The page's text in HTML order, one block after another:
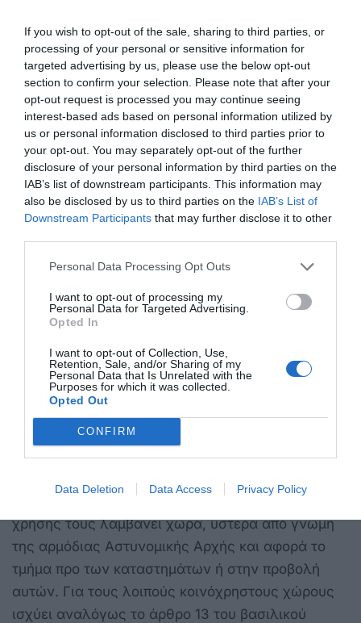
If you wish to opt-out of the sale, sharing to third parties, or
processing of your personal or sensitive information for
targeted advertising by us, please use the below opt-out
section to confirm your selection. Please note that after your
opt-out request is processed you may continue seeing
interest-based ads based on personal information utilized by
us or personal information disclosed to third parties prior to
your opt-out. You may separately opt-out of the further
disclosure of your personal information by third parties on the
IAB’s list of downstream participants. This information may
also be disclosed by us to third parties on the IAB’s List of
Downstream Participants that may further disclose it to other
Personal Data Processing Opt Outs
I want to opt-out of processing my
Personal Data for Targeted Advertising.
Opted In
I want to opt-out of Collection, Use,
Retention, Sale, and/or Sharing of my
Personal Data that Is Unrelated with the
Purposes for which it was collected.
Opted Out
CONFIRM
Data Deletion Data Access Privacy Policy
χρήσης κοινοχρήστου χώρου, πρόσθετος
κοινόχρηστος χώρος για ανάπτυξη
τραπεζοκαθισμάτων, ο οποίος μπορεί να
εκτείνεται σε κοινόχρηστο χώρο, συνεχόμενο ή
μη της υφιστάμενης παραχώρησης, ύστερα από
αίτηση του ενδιαφερομένου και υπό την
προϋπόθεση ότι δεν θίγονται δικαιώματα έτερων
δικαιούμενων της χρήσης αυτού.
Ο παραχωρούμένος χώρος μπορεί να εκτείνεται
παραχώρησης ή να είναι ικανός για την ανάπτυξη
του ίδιου αριθμού τραπεζοκαθισμάτων που
προβλέπονται στην ήδη κατεχόμενη άδεια χρήσης,
την αρχική παραχώρηση. Η αίτηση μπορεί να
υποβάλλεται ηλεκτρονικά. Προκειμένου περί
πλατειών, στις οποίες προβάλλονται καταστήματα
υγειονομικού ενδιαφέροντος, η πρόσθετη
παραχώρηση χώρου γίνεται κατ’ εφαρμογή της
171). Προκειμένου περί οδών, η παραχώρηση
χρήσης τους λαμβάνει χώρα, ύστερα από γνώμη
της αρμόδιας Αστυνομικής Αρχής και αφορά το
τμήμα προ των καταστημάτων ή στην προβολή
αυτών. Για τους λοιπούς κοινόχρηστους χώρους
ισχύει αναλόγως το άρθρο 13 του βασιλικού